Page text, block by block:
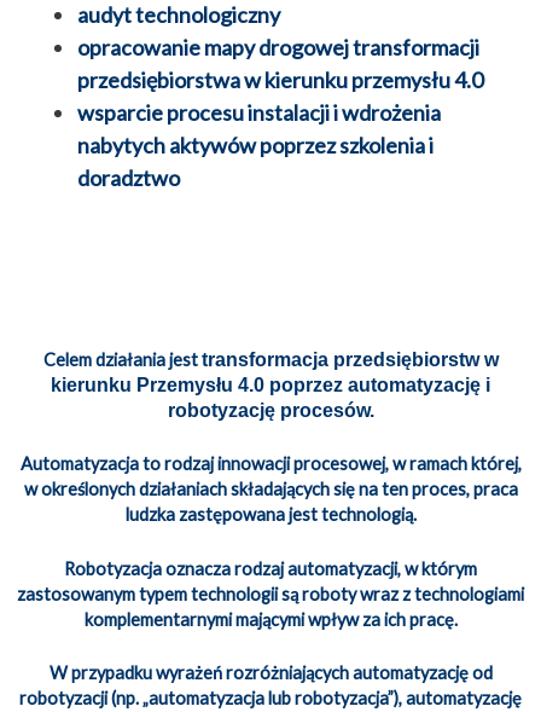
audyt technologiczny
opracowanie mapy drogowej transformacji
przedsiębiorstwa w kierunku przemysłu 4.0
wsparcie procesu instalacji i wdrożenia
nabytych aktywów poprzez szkolenia i
doradztwo
Celem działania jesttransformacja przedsiębiorstw w
kierunku Przemysłu 4.0 poprzez automatyzację i
robotyzację procesów.
Automatyzacja to rodzaj innowacji procesowej, w ramach której,
w określonych działaniach składających się na ten proces, praca
ludzka zastępowana jest technologią.
Robotyzacja oznacza rodzaj automatyzacji, w którym
zastosowanym typem technologii są roboty wraz z technologiami
komplementarnymi mającymi wpływ za ich pracę.
W przypadku wyrażeń rozróżniających automatyzację od
robotyzacji (np. „automatyzacja lub robotyzacja”), automatyzację